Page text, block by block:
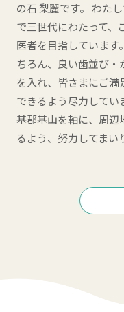
の石 梨麗です。 わた
で三世代にわたって、
医者を目指しています。
ちろん、良い歯並び
を入れ、皆さまにご
できるよう尽力してい
基郡基山を軸に、周辺
るよう、努力してまい